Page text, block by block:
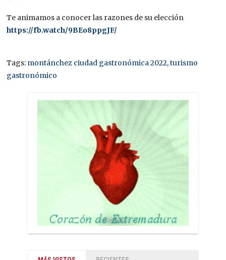
Te animamos a conocer las razones de su elección
https://fb.watch/9BEo8ppgJF/
Tags: montánchez ciudad gastronómica 2022,turismo
gastronómico